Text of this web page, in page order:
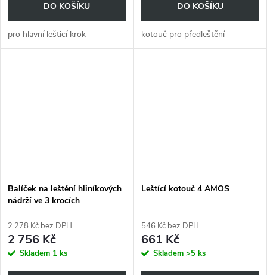
DO KOŠÍKU
pro hlavní lešticí krok
DO KOŠÍKU
kotouč pro předleštění
Balíček na leštění hliníkových
nádrží ve 3 krocích
2 278 Kč bez DPH
2 756 Kč
Skladem 1 ks
Leštící kotouč 4 AMOS
546 Kč bez DPH
661 Kč
Skladem >5 ks